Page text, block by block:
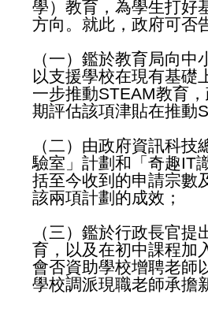
學）教育，為學生打好
方向。就此，政府可否
（一）鑑於教育局向
以支援學校在現有基礎
一步推動STEAM教育
期評估該項津貼在推動
（二）由政府資訊科
驗室」計劃和「奇趣IT
括至今收到的申請宗數
該兩項計劃的成效；
（三）鑑於行政長官
育，以及在初中課程加
會否資助學校增聘老師
學校調派現職老師承擔